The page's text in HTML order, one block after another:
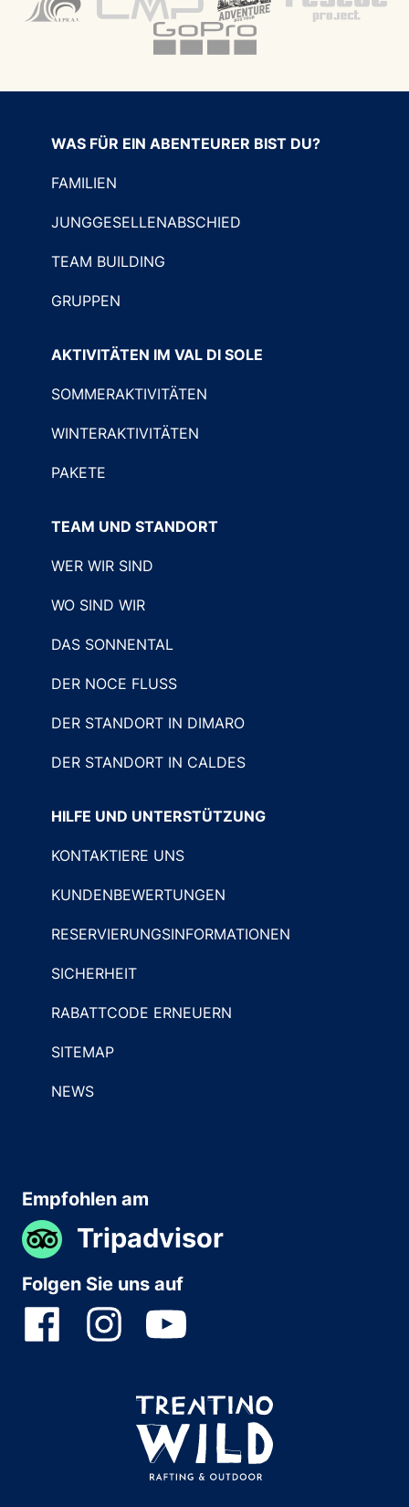
WAS FÜR EIN ABENTEURER BIST DU?
FAMILIEN
JUNGGESELLENABSCHIED
TEAM BUILDING
GRUPPEN
AKTIVITÄTEN IM VAL DI SOLE
SOMMERAKTIVITÄTEN
WINTERAKTIVITÄTEN
PAKETE
TEAM UND STANDORT
WER WIR SIND
WO SIND WIR
DAS SONNENTAL
DER NOCE FLUSS
DER STANDORT IN DIMARO
DER STANDORT IN CALDES
HILFE UND UNTERSTÜTZUNG
KONTAKTIERE UNS
KUNDENBEWERTUNGEN
RESERVIERUNGSINFORMATIONEN
SICHERHEIT
RABATTCODE ERNEUERN
SITEMAP
NEWS
Empfohlen am
Tripadvisor
Folgen Sie uns auf